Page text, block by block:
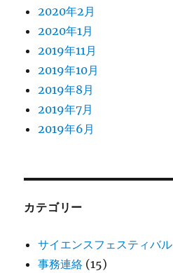
2020年2月
2020年1月
2019年11月
2019年10月
2019年8月
2019年7月
2019年6月
カテゴリー
サイエンスフェスティバル
事務連絡 (15)